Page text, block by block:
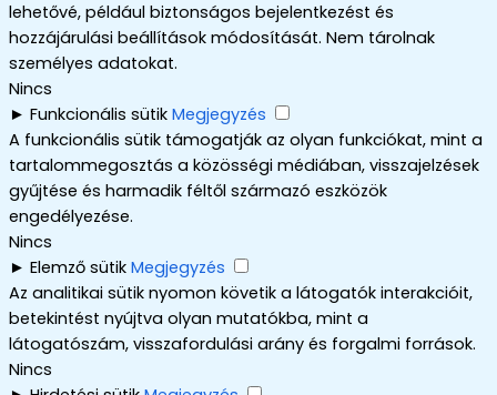
lehetővé, például biztonságos bejelentkezést és
hozzájárulási beállítások módosítását. Nem tárolnak
személyes adatokat.
Nincs
► Funkcionális sütik Megjegyzés
A funkcionális sütik támogatják az olyan funkciókat, mint a
tartalommegosztás a közösségi médiában, visszajelzések
gyűjtése és harmadik féltől származó eszközök
engedélyezése.
Nincs
► Elemző sütik Megjegyzés
Az analitikai sütik nyomon követik a látogatók interakcióit,
betekintést nyújtva olyan mutatókba, mint a
látogatószám, visszafordulási arány és forgalmi források.
Nincs